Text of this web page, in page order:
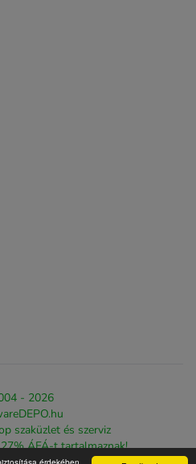
- 2026
szaküzlet és szerviz
ÁFÁ-t tartalmaznak!